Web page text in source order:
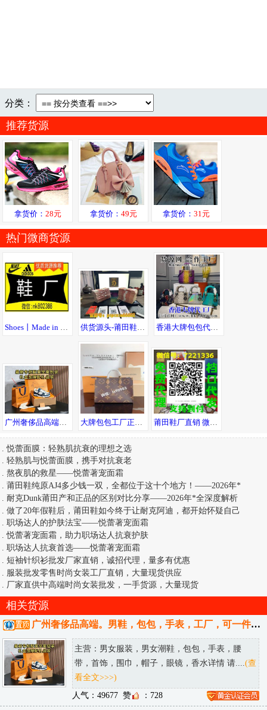
分类：
推荐货源
拿货价： 28元 拿货价： 49元 拿货价：31元
热门微商货源
Shoes丨Made in China丨莆田鞋厂丨无理由退货 供货源头-莆田鞋40起-衣服15起-全场包邮-七天无理由退货 香港大牌包包代工厂 高端品质 一件代发 直发全球
.悦蕾面膜：轻熟肌抗衰的理想之选
.轻熟肌与悦蕾面膜，携手对抗衰老
.熬夜肌的救星——悦蕾著宠面霜
.莆田鞋纯原AJ4多少钱一双，全都位于这十个地方！——2026年*
.耐克Dunk莆田产和正品的区别对比分享——2026年*全深度解析
.做了20年假鞋后，莆田鞋如今终于让耐克阿迪，都开始怀疑自己
.职场达人的护肤法宝——悦蕾著宠面霜
.悦蕾著宠面霜，助力职场达人抗衰护肤
.职场达人抗衰首选——悦蕾著宠面霜
.短袖针织衫批发厂家直销，诚招代理，量多有优惠
服装批发零售时尚女装工厂直销，大量现货供应
. 厂家直供中高端时尚女装批发，一手货源，大量现货
相关货源
广州奢侈品高端。男鞋，包包，手表，工厂，可一件代发，可发送全国。
主营：男女服装，男女潮鞋，包包，手表，腰
带，首饰，围巾，帽子，眼镜，香水详情 请....(查
看全文>>>)
人气：49677 赞 ：728